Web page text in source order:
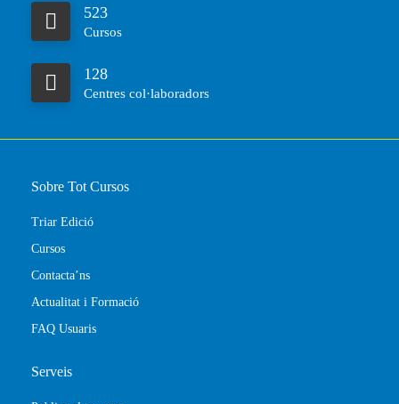
523
Cursos
128
Centres col·laboradors
Sobre Tot Cursos
Triar Edició
Cursos
Contacta’ns
Actualitat i Formació
FAQ Usuaris
Serveis